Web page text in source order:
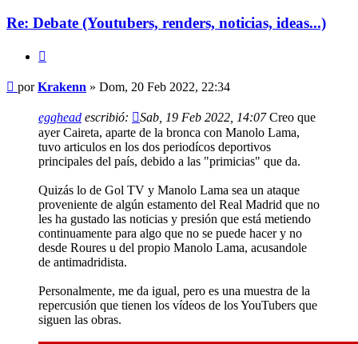
Re: Debate (Youtubers, renders, noticias, ideas...)
Mensaje
porKrakenn » Dom, 20 Feb 2022, 22:34
egghead escribió: Sab, 19 Feb 2022, 14:07Creo que
ayer Caireta, aparte de la bronca con Manolo Lama,
tuvo articulos en los dos periodícos deportivos
principales del país, debido a las "primicias" que da.
Quizás lo de Gol TV y Manolo Lama sea un ataque
proveniente de algún estamento del Real Madrid que no
les ha gustado las noticias y presión que está metiendo
continuamente para algo que no se puede hacer y no
desde Roures u del propio Manolo Lama, acusandole
de antimadridista.
Personalmente, me da igual, pero es una muestra de la
repercusión que tienen los vídeos de los YouTubers que
siguen las obras.